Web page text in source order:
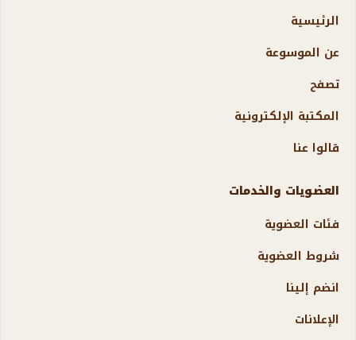
الرئيسية
عن الموسوعة
تصفح
المكتبة الإلكترونية
قالوا عنا
العضويات والخدمات
فئات العضوية
شروط العضوية
انضم إلينا
الإعلانات